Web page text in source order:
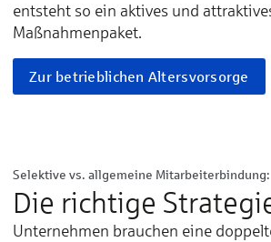
entsteht so ein aktives und
Maßnahmenpaket.
Zur betrieblichen Altersvorsorge
Selektive vs. allgemeine Mitarbeiterbindung:
Die richtige
Unternehmen brauchen eine